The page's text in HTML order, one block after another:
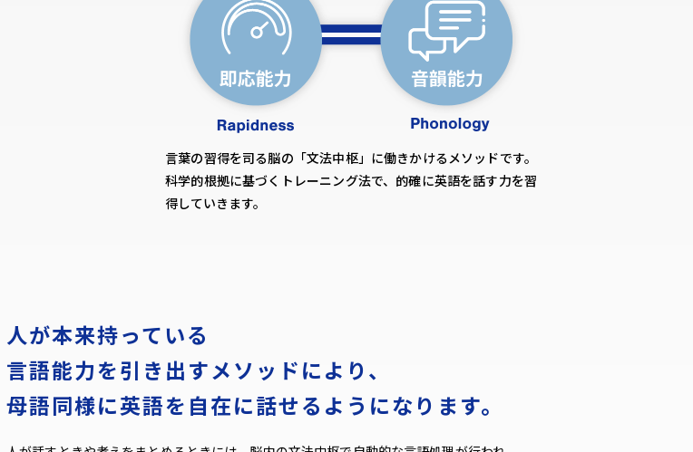
言葉の習得を司る脳の「文法中枢」に働きかけるメソッドです。
科学的根拠に基づくトレーニング法で、的確に英語を話す力を習
得していきます。
人が本来持っている
言語能力を引き出すメソッドにより、
母語同様に英語を自在に話せるようになります。